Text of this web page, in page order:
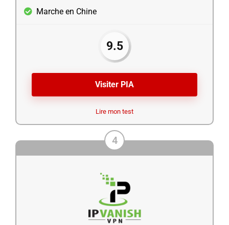
Marche en Chine
9.5
Visiter PIA
Lire mon test
4